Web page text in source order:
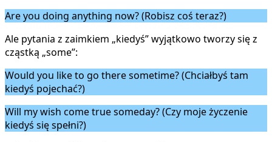
Are you doing anything now? (Robisz coś teraz?)
Ale pytania z zaimkiem „kiedyś” wyjątkowo tworzy się z
cząstką „some”:
Would you like to go there sometime? (Chciałbyś tam
kiedyś pojechać?)
Will my wish come true someday? (Czy moje życzenie
kiedyś się spełni?)